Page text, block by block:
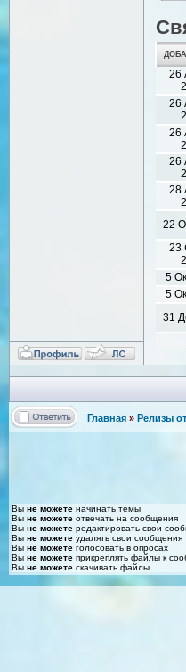
26
26
26
26
28
22
23
5
5
31
Главная » Релизы
Вы не можете начинать темы
Вы не можете отвечать на сообщения
Вы не можете редактировать свои
Вы не можете удалять свои сообщения
Вы не можете голосовать в опросах
Вы не можете прикреплять файлы к
Вы не можете скачивать файлы